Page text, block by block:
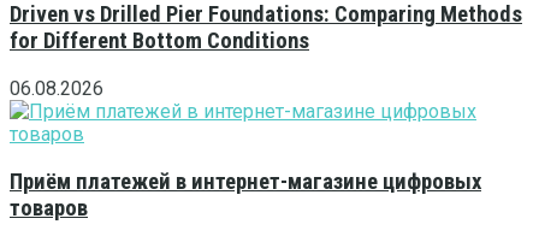
Driven vs Drilled Pier Foundations: Comparing Methods
for Different Bottom Conditions
06.08.2026
Приём платежей в интернет-магазине цифровых
товаров